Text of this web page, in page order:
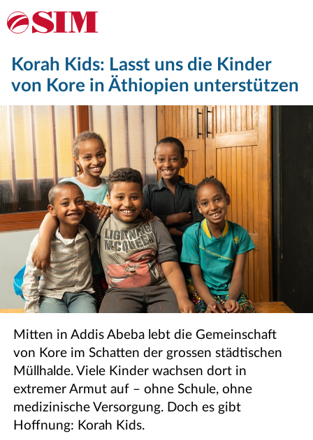
Korah Kids: Lasst uns die Kinder
von Kore in Äthiopien unterstützen
Mitten in Addis Abeba lebt die Gemeinschaft
von Kore im Schatten der grossen städtischen
Müllhalde. Viele Kinder wachsen dort in
extremer Armut auf – ohne Schule, ohne
medizinische Versorgung. Doch es gibt
Hoffnung: Korah Kids.